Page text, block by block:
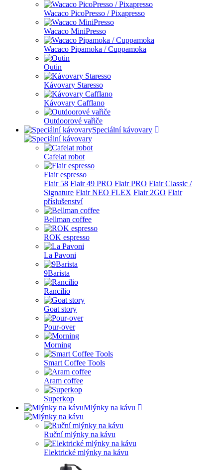
Wacaco PicoPresso / Pixapresso
Wacaco MiniPresso
Wacaco Pipamoka / Cuppamoka
Outin
Kávovary Staresso
Kávovary Cafflano
Outdoorové vařiče
Speciální kávovary
Cafelat robot
Flair espresso
Flair 58 Flair 49 PRO Flair PRO Flair Classic /
Signature Flair NEO FLEX Flair 2GO Flair
příslušenství
Bellman coffee
ROK espresso
La Pavoni
9Barista
Rancilio
Goat story
Pour-over
Morning
Smart Coffee Tools
Aram coffee
Superkop
Mlýnky na kávu
Ruční mlýnky na kávu
Elektrické mlýnky na kávu